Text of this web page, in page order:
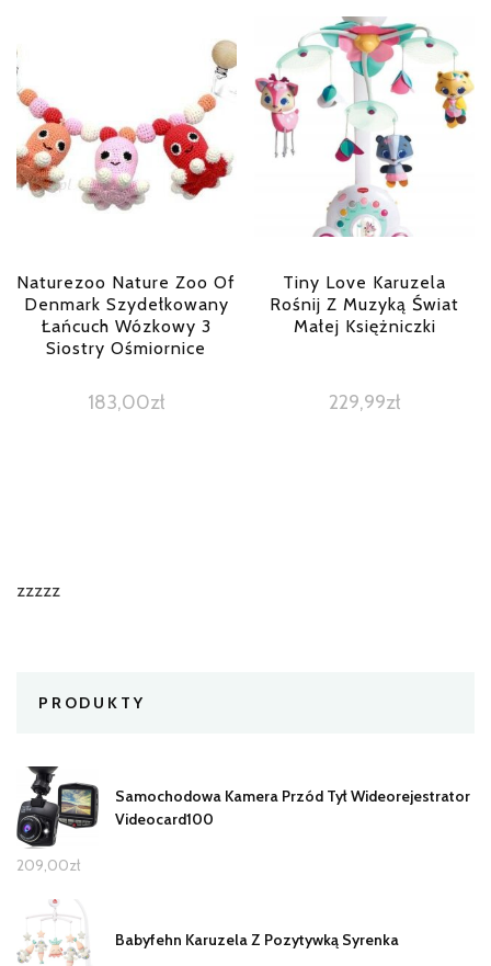
Naturezoo Nature Zoo Of
Denmark Szydełkowany
Łańcuch Wózkowy 3
Siostry Ośmiornice
183,00zł
Tiny Love Karuzela
Rośnij Z Muzyką Świat
Małej Księżniczki
229,99zł
zzzzz
PRODUKTY
Samochodowa Kamera Przód Tył Wideorejestrator
Videocard100
209,00zł
Babyfehn Karuzela Z Pozytywką Syrenka